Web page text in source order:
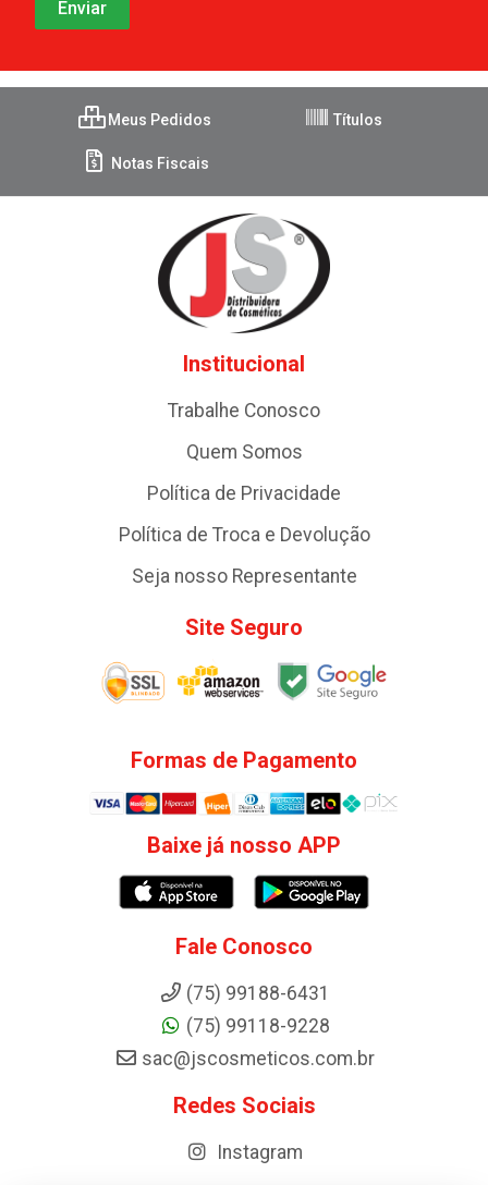
Meus Pedidos Títulos
Notas Fiscais
Institucional
Trabalhe Conosco
Quem Somos
Política de Privacidade
Política de Troca e Devolução
Seja nosso Representante
Site Seguro
Formas de Pagamento
Baixe já nosso APP
Fale Conosco
(75) 99188-6431
(75) 99118-9228
sac@jscosmeticos.com.br
Redes Sociais
Instagram